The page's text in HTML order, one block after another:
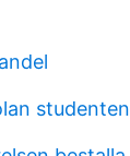
studenten